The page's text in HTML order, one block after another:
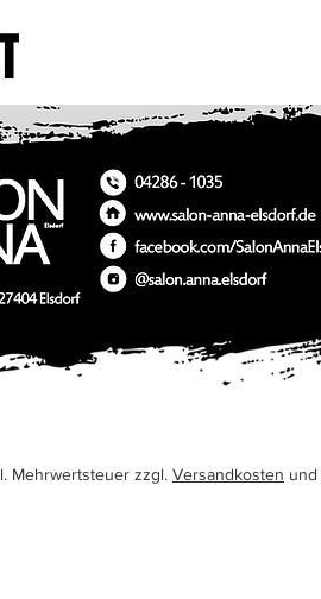
Mehrwertsteuer zzgl. Versandkosten